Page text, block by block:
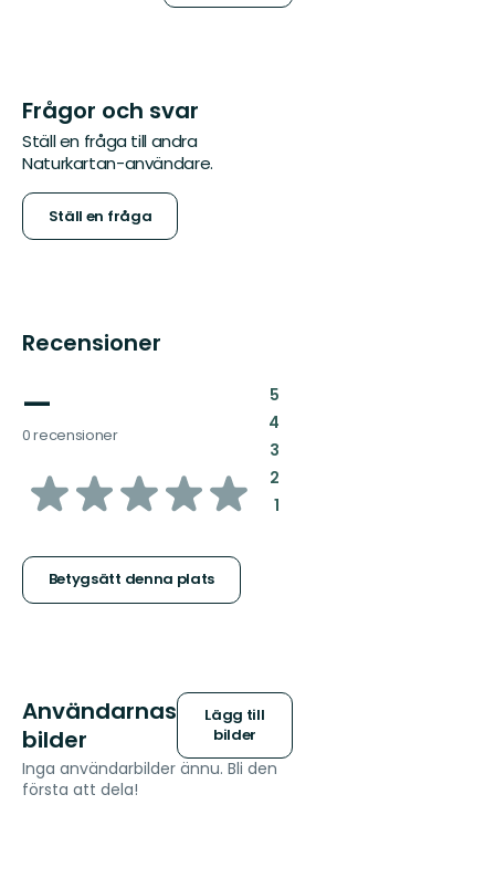
Frågor och svar
Ställ en fråga till andra
Naturkartan-användare.
Ställ en fråga
Recensioner
—
0 recensioner
av
stjärnor
Betygsätt denna plats
5:
4:
3:
2:
1:
Användarnas
bilder
Lägg till
bilder
Inga användarbilder ännu. Bli den
första att dela!